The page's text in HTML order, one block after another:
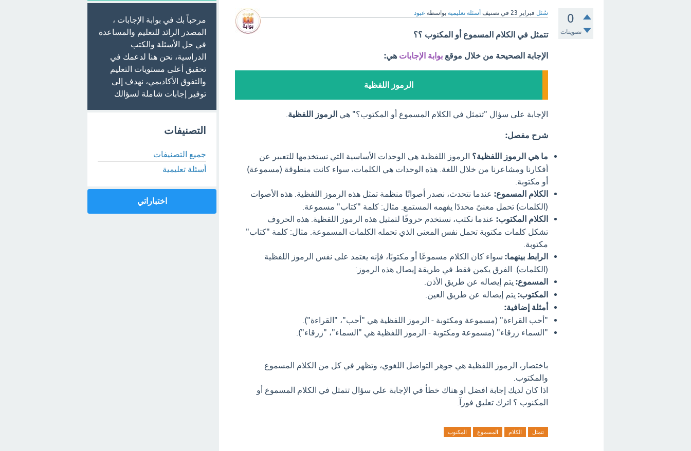
0
تصويتات
سُئل فبراير 23 في تصنيف أسئلة تعليمية بواسطة عبود
تتمثل في الكلام المسموع أو المكنوب ؟؟
الإجابة الصحيحة من خلال موقع بوابة الإجابات هي:
الرموز اللفظية
الإجابة على سؤال "تتمثل في الكلام المسموع أو المكتوب؟" هي الرموز اللفظية
شرح مفصل:
ما هي الرموز اللفظية؟ الرموز اللفظية هي الوحدات الأساسية التي نستخدمها للتعبير عن
أفكارنا ومشاعرنا من خلال اللغة. هذه الوحدات هي الكلمات، سواء كانت منطوقة (مسموعة)
أو مكتوبة.
الكلام المسموع: عندما نتحدث، نصدر أصواتًا منظمة تمثل هذه الرموز اللفظية. هذه الأصوات
(الكلمات) تحمل معنىً محددًا يفهمه المستمع. مثال: كلمة "كتاب" مسموعة.
الكلام المكتوب: عندما نكتب، نستخدم حروفًا لتمثيل هذه الرموز اللفظية. هذه الحروف
تشكل كلمات مكتوبة تحمل نفس المعنى الذي تحمله الكلمات المسموعة. مثال: كلمة "كتاب"
مكتوبة.
الرابط بينهما: سواء كان الكلام مسموعًا أو مكتوبًا، فإنه يعتمد على نفس الرموز اللفظية
(الكلمات). الفرق يكمن فقط في طريقة إيصال هذه الرموز:
المسموع: يتم إيصاله عن طريق الأذن.
المكتوب: يتم إيصاله عن طريق العين.
أمثلة إضافية:
"أحب القراءة" (مسموعة ومكتوبة - الرموز اللفظية هي "أحب"، "القراءة").
"السماء زرقاء" (مسموعة ومكتوبة - الرموز اللفظية هي "السماء"، "زرقاء").
باختصار، الرموز اللفظية هي جوهر التواصل اللغوي، وتظهر في كل من الكلام المسموع
والمكتوب.
اذا كان لديك إجابة افضل او هناك خطأ في الإجابة علي سؤال تتمثل في الكلام المسموع أو
المكنوب ؟ اترك تعليق فورآ.
تتمثل الكلام المسموع المكنوب
مرحباً بك في بوابة الإجابات ،
المصدر الرائد للتعليم والمساعدة
في حل الأسئلة والكتب
الدراسية، نحن هنا لدعمك في
تحقيق أعلى مستويات التعليم
والتفوق الأكاديمي، نهدف إلى
توفير إجابات شاملة لسؤالك
التصنيفات
جميع التصنيفات
أسئلة تعليمية
اختباراتي